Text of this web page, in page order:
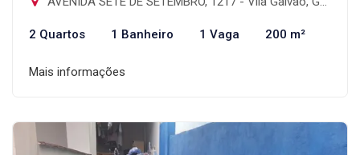
2 Quartos 1 Banheiro 1 Vaga 200 m²
Mais informações